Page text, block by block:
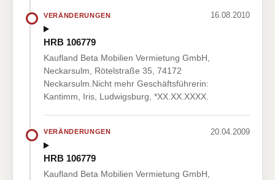
VERÄNDERUNGEN 16.08.2010
HRB 106779
Kaufland Beta Mobilien Vermietung GmbH,
Neckarsulm, Rötelstraße 35, 74172
Neckarsulm.Nicht mehr Geschäftsführerin:
Kantimm, Iris, Ludwigsburg, *XX.XX.XXXX.
VERÄNDERUNGEN 20.04.2009
HRB 106779
Kaufland Beta Mobilien Vermietung GmbH,